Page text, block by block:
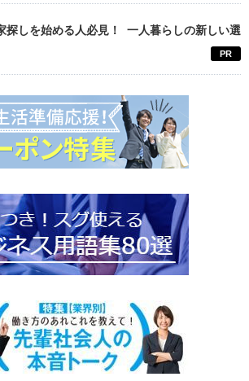
探しを始める人必見！ 一人暮らしの新しい選
PR